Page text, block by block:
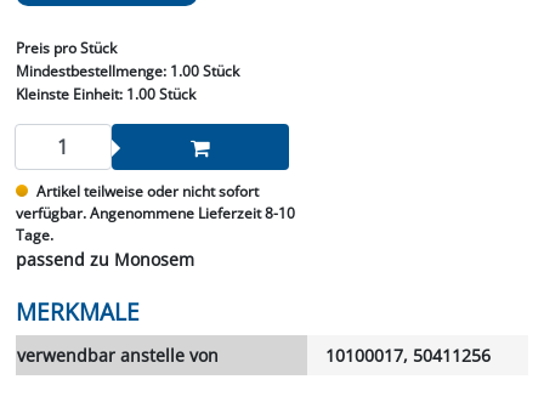
Preis pro Stück
Mindestbestellmenge: 1.00 Stück
Kleinste Einheit:1.00 Stück
Artikel teilweise oder nicht sofort
verfügbar. Angenommene Lieferzeit 8-10
Tage.
passend zu Monosem
MERKMALE
verwendbar anstelle von 10100017, 50411256